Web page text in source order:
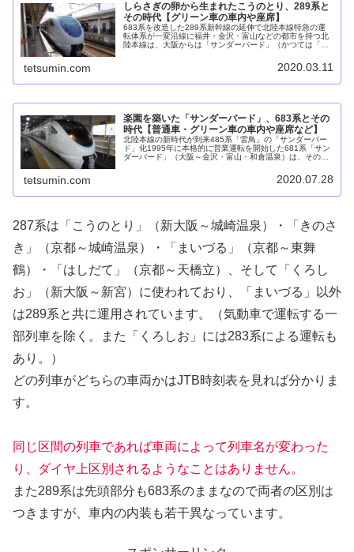
しらさぎの卵から生まれたこうのとり、289系と
その時代【グリーン車の車内や座席】
683系を改造した289系新幹線の延伸で北陸本線特急の運
転体系が一変沿線に福井・金沢・富山などの都市を持つ北
陸本線は、大阪からは「サンダーバード」（かつては「雷
tetsumin.com 2020.03.11
楽園を築いた「サンダーバード」、683系とその
時代【普通車・グリーン車の車内や座席など】
北陸本線の新時代が到来485系「雷鳥」の「サンダーバー
ド」化1995年に本格的に営業運転を開始した681系「サン
ダーバード」（大阪～金沢・富山・和倉温泉）は、その速
tetsumin.com 2020.07.28
287系は「こうのとり」（新大阪～城崎温泉）・「きのさ
き」（京都～城崎温泉）・「まいづる」（京都～東舞
鶴）・「はしだて」（京都～天橋立）、そして「くろし
お」（新大阪～新宮）に使われており、「まいづる」以外
は289系と共に運用されています。（気動車で運転する一
部列車を除く。また「くろしお」には283系による運転も
あり。）
どの列車がどちらの車両かはJTB時刻表を見れば分かりま
す。
同じ区間の列車であれば車両によって列車名が変わった
り、ダイヤ上区別されるようなことはありません。
また289系は先頭部分も683系のままなので両者の区別は
つきますが、車内の内装も若干異なっています。